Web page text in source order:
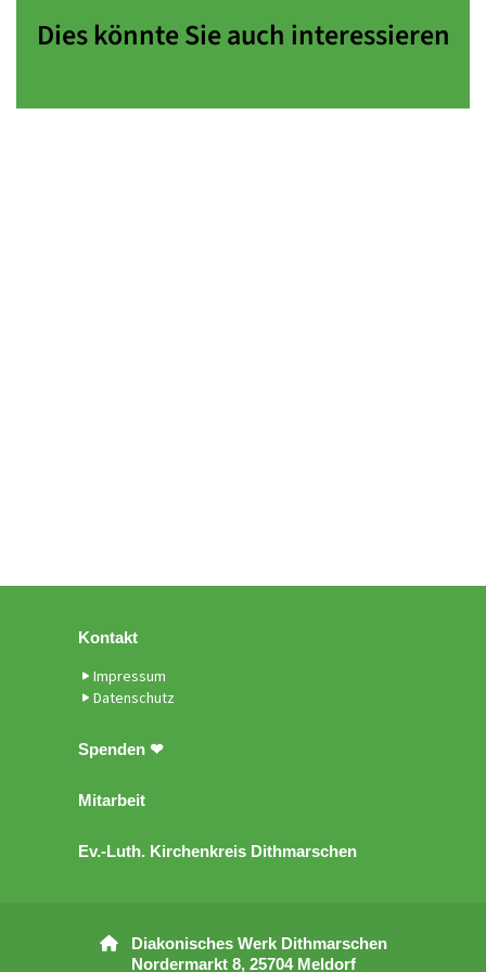
Dies könnte Sie auch interessieren
Kontakt
Impressum
Datenschutz
Spenden ❤
Mitarbeit
Ev.-Luth. Kirchenkreis Dithmarschen
Diakonisches Werk Dithmarschen
Nordermarkt 8, 25704 Meldorf